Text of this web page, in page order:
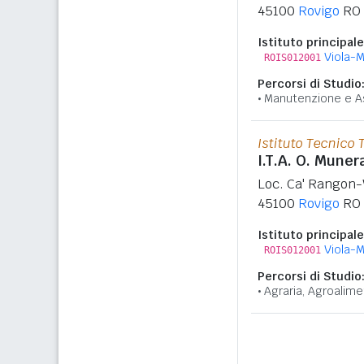
45100 Rovigo RO
Istituto
ROIS012001 Viola-
Percorsi di Studio:
Manutenzione e
Istituto Tecnico
I.T.A. O.
Loc. Ca'
45100 Rovigo RO
Istituto
ROIS012001 Viola-
Percorsi di Studio:
Agraria,